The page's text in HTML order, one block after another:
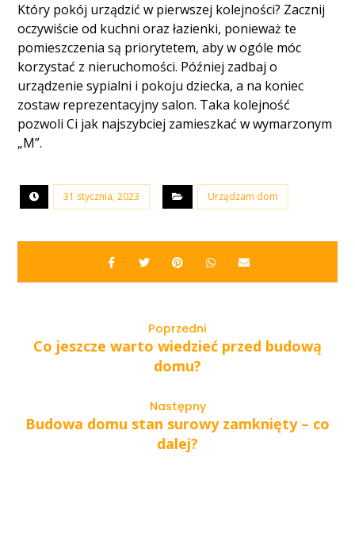
Który pokój urządzić w pierwszej kolejności? Zacznij
oczywiście od kuchni oraz łazienki, ponieważ te
pomieszczenia są priorytetem, aby w ogóle móc
korzystać z nieruchomości. Później zadbaj o
urządzenie sypialni i pokoju dziecka, a na koniec
zostaw reprezentacyjny salon. Taka kolejność
pozwoli Ci jak najszybciej zamieszkać w wymarzonym
„M”.
31 stycznia, 2023 Urządzam dom
Poprzedni
Co jeszcze warto wiedzieć przed budową
domu?
Następny
Budowa domu stan surowy zamknięty – co
dalej?